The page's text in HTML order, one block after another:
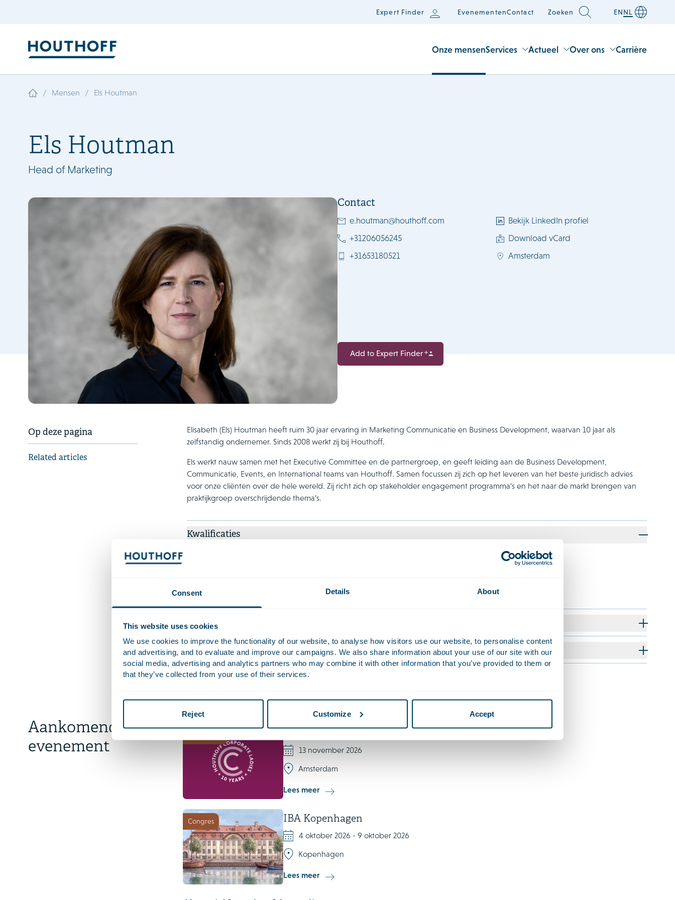
Consent Details About
This website uses cookies
We use cookies to improve the functionality of our website, to analyse how visitors use our website, to personalise content
and advertising, and to evaluate and improve our campaigns. We also share information about your use of our site with our
social media, advertising and analytics partners who may combine it with other information that you’ve provided to them or
that they’ve collected from your use of their services.
Reject Customize Accept
Expert Finder EvenementenContact Zoeken ENNL
Onze mensenServices Actueel Over ons Carrière
/ Mensen / Els Houtman
Els Houtman
Head of Marketing
Contact
e.houtman@houthoff.com
+31206056245
+31653180521
Bekijk LinkedIn profiel
Download vCard
Amsterdam
Add to Expert Finder
Op deze pagina
Related articles
Elisabeth (Els) Houtman heeft ruim 30 jaar ervaring in Marketing Communicatie en Business Development, waarvan 10 jaar als
zelfstandig ondernemer. Sinds 2008 werkt zij bij Houthoff.
Els werkt nauw samen met het Executive Committee en de partnergroep, en geeft leiding aan de Business Development,
Communicatie, Events, en International teams van Houthoff. Samen focussen zij zich op het leveren van het beste juridisch advies
voor onze cliënten over de hele wereld. Zij richt zich op stakeholder engagement programma’s en het naar de markt brengen van
praktijkgroep overschrijdende thema’s.
Kwalificaties
Nevenfuncties
Talen
Aankomend
evenement
13 november 2026
Amsterdam
Lees meer
Congres IBA Kopenhagen
4 oktober 2026 - 9 oktober 2026
Kopenhagen
Lees meer